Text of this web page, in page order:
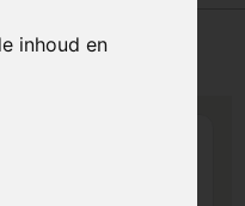
inhoud en